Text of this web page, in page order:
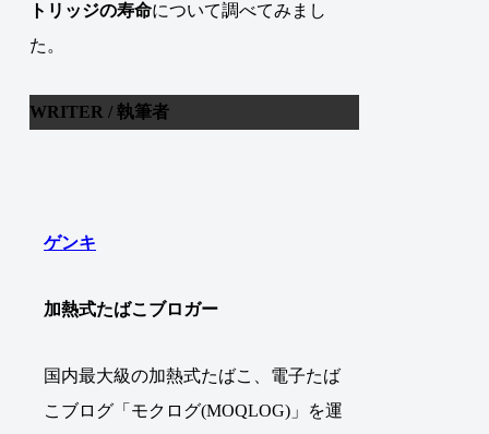
トリッジの寿命について調べてみまし
た。
WRITER / 執筆者
ゲンキ
加熱式たばこブロガー
国内最大級の加熱式たばこ、電子たば
こブログ「モクログ(MOQLOG)」を運